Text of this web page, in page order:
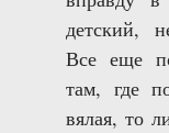
детский,
Все еще
там, где
вялая, то